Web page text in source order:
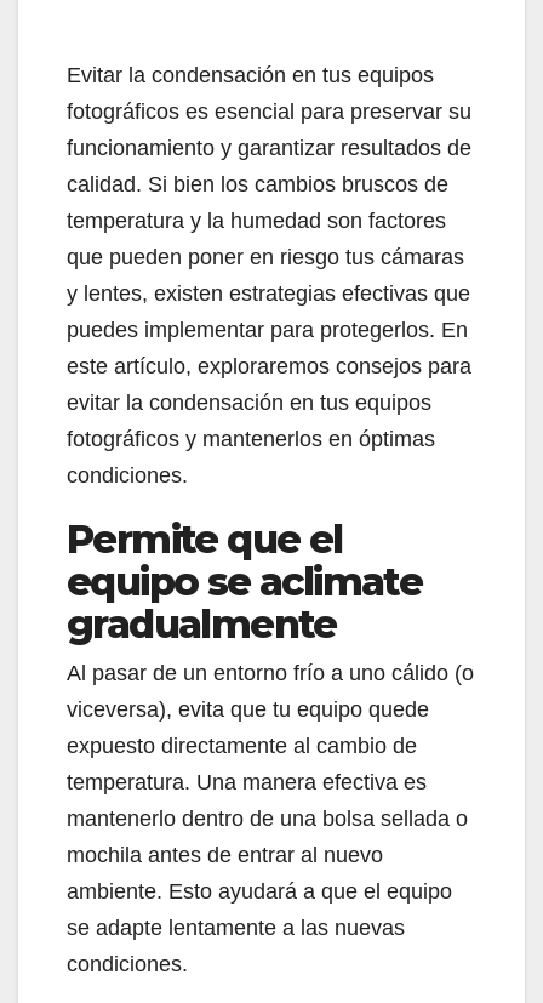
Evitar la condensación en tus equipos
fotográficos es esencial para preservar su
funcionamiento y garantizar resultados de
calidad. Si bien los cambios bruscos de
temperatura y la humedad son factores
que pueden poner en riesgo tus cámaras
y lentes, existen estrategias efectivas que
puedes implementar para protegerlos. En
este artículo, exploraremos consejos para
evitar la condensación en tus equipos
fotográficos y mantenerlos en óptimas
condiciones.
Permite que el
equipo se aclimate
gradualmente
Al pasar de un entorno frío a uno cálido (o
viceversa), evita que tu equipo quede
expuesto directamente al cambio de
temperatura. Una manera efectiva es
mantenerlo dentro de una bolsa sellada o
mochila antes de entrar al nuevo
ambiente. Esto ayudará a que el equipo
se adapte lentamente a las nuevas
condiciones.